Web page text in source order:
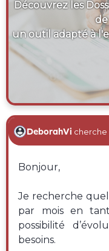
Découvrez les
un outil adapté à
DeborahVi cherche
Bonjour,
Je recherche
par mois en
possibilité
besoins.